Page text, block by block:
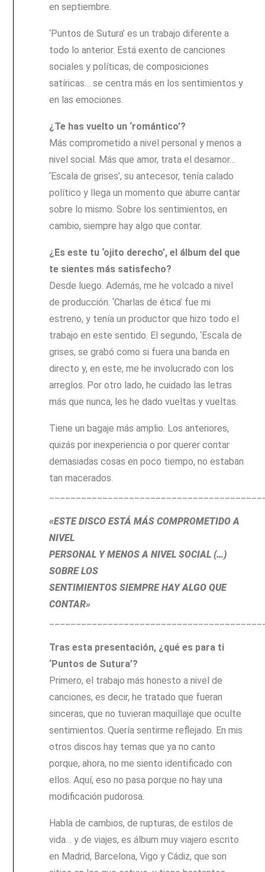
en septiembre.
‘Puntos de Sutura’ es un trabajo diferente a
todo lo anterior. Está exento de canciones
sociales y políticas, de composiciones
satíricas… se centra más en los sentimientos y
en las emociones.
¿Te has vuelto un ‘romántico’?
Más comprometido a nivel personal y menos a
nivel social. Más que amor, trata el desamor…
‘Escala de grises’, su antecesor, tenía calado
político y llega un momento que aburre cantar
sobre lo mismo. Sobre los sentimientos, en
cambio, siempre hay algo que contar.
¿Es este tu ‘ojito derecho’, el álbum del que
te sientes más satisfecho?
Desde luego. Además, me he volcado a nivel
de producción. ‘Charlas de ética’ fue mi
estreno, y tenía un productor que hizo todo el
trabajo en este sentido. El segundo, ‘Escala de
grises, se grabó como si fuera una banda en
directo y, en este, me he involucrado con los
arreglos. Por otro lado, he cuidado las letras
más que nunca, les he dado vueltas y vueltas.
Tiene un bagaje más amplio. Los anteriores,
quizás por inexperiencia o por querer contar
demasiadas cosas en poco tiempo, no estaban
tan macerados.
«ESTE DISCO ESTÁ MÁS COMPROMETIDO A
NIVEL
PERSONAL Y MENOS A NIVEL SOCIAL (…)
SOBRE LOS
SENTIMIENTOS SIEMPRE HAY ALGO QUE
CONTAR»
Tras esta presentación, ¿qué es para ti
‘Puntos de Sutura’?
Primero, el trabajo más honesto a nivel de
canciones, es decir, he tratado que fueran
sinceras, que no tuvieran maquillaje que oculte
sentimientos. Quería sentirme reflejado. En mis
otros discos hay temas que ya no canto
porque, ahora, no me siento identificado con
ellos. Aquí, eso no pasa porque no hay una
modificación pudorosa.
Habla de cambios, de rupturas, de estilos de
vida… y de viajes, es álbum muy viajero escrito
en Madrid, Barcelona, Vigo y Cádiz, que son